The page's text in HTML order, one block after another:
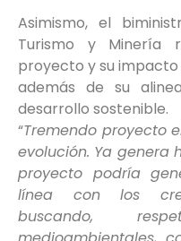
Asimismo, el
Turismo y Minería
proyecto y su
además de su
desarrollo sostenible.
“Tremendo proyecto
evolución. Ya genera
proyecto podría
línea con los
buscando,